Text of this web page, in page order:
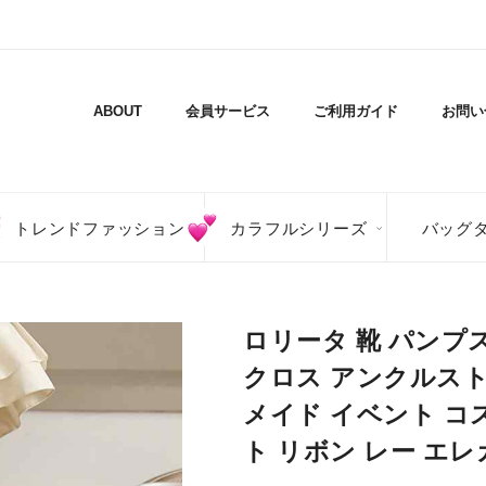
ABOUT 会員サービス ご利用ガイド お問
トレンドファッション カラフルシリーズ バッグ
ロリータ 靴 パンプ
クロス アンクルス
メイド イベント コ
ト リボン レー エレ